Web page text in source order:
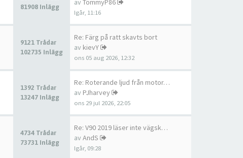
81908 Inlägg
av TommyP86
Igår, 11:16
9121 Trådar
102735 Inlägg
Re: Färg på ratt skavts bort
av kievY
ons 05 aug 2026, 12:32
1392 Trådar
13247 Inlägg
Re: Roterande ljud från motor…
av PJharvey
ons 29 jul 2026, 22:05
4734 Trådar
73731 Inlägg
Re: V90 2019 läser inte vägsk…
av AndS
Igår, 09:28